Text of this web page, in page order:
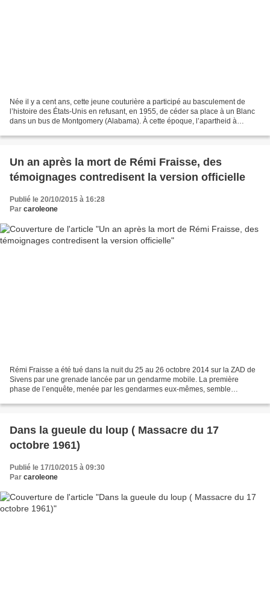
Née il y a cent ans, cette jeune couturière a participé au basculement de
l’histoire des États-Unis en refusant, en 1955, de céder sa place à un Blanc
dans un bus de ­Montgomery (Alabama). À cette époque, l’apartheid à
Un an après la mort de Rémi Fraisse, des
témoignages contredisent la version officielle
Publié le 20/10/2015 à 16:28
Par caroleone
Rémi Fraisse a été tué dans la nuit du 25 au 26 octobre 2014 sur la ZAD de
Sivens par une grenade lancée par un gendarme mobile. La première
phase de l’enquête, menée par les gendarmes eux-mêmes, semble
Dans la gueule du loup ( Massacre du 17
octobre 1961)
Publié le 17/10/2015 à 09:30
Par caroleone